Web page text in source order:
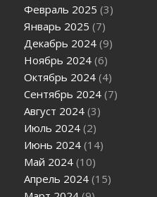
Февраль 2025 (3)
Январь 2025 (7)
Декабрь 2024 (9)
Ноябрь 2024 (6)
Октябрь 2024 (4)
Сентябрь 2024 (7)
Август 2024 (3)
Июль 2024 (2)
Июнь 2024 (14)
Май 2024 (10)
Апрель 2024 (15)